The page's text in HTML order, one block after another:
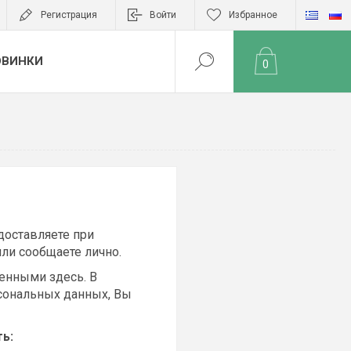
Регистрация Войти Избранное
0
при
сообщаете лично.
здесь. В
данных, Вы